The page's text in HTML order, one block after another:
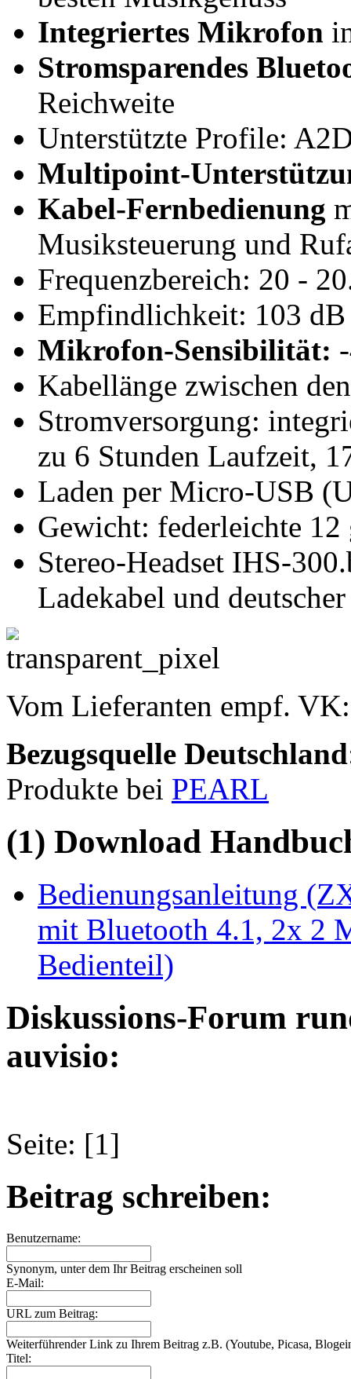
Integriertes Mikrofon
Stromsparendes
Reichweite
Unterstützte Profile:
Multipoint-
Kabel-Fernbedienung
Musiksteuerung und
Frequenzbereich: 20 -
Empfindlichkeit: 103
Mikrofon-Sensibilität:
Kabellänge zwischen
Stromversorgung:
zu 6 Stunden Laufzeit,
Laden per Micro-USB
Gewicht: federleichte 12
Stereo-Headset IHS-
Ladekabel und
Vom Lieferanten empf.
Bezugsquelle Deutschland
Produkte bei PEARL
(1) Download
Bedienungsanleitung
mit Bluetooth 4.1, 2x 2
Bedienteil)
Diskussions-Forum
auvisio:
Seite: [1]
Beitrag schreiben:
Benutzername:
Synonym, unter dem Ihr Beitrag erscheinen soll
E-Mail:
URL zum Beitrag:
Weiterführender Link zu Ihrem Beitrag z.B. (Youtube, Picasa,
Titel: